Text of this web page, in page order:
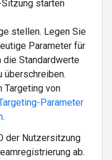
starten
stellen. Legen Sie
Parameter für
die Standardwerte
überschreiben.
Targeting von
Parameter
.
der Nutzersitzung
ab.